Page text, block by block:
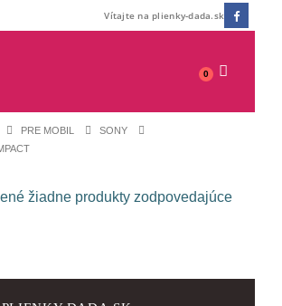
Vítajte na plienky-dada.sk
0
PRE MOBIL
SONY
žiadne produkty zodpovedajúce